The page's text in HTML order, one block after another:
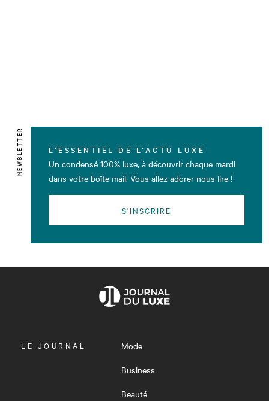
NEWSLETTER L’ESSENTIEL DE L’ACTU LUXE
Un condensé 100% luxe, à découvrir chaque mardi
dans votre boîte mail. Vous allez adorer nous lire !
S'INSCRIRE
OUVRIR
LE JOURNAL
Mode
Business
Beauté